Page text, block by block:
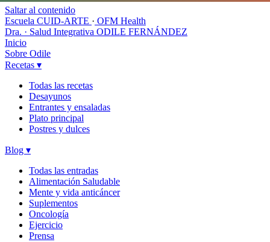
Saltar al contenido
Escuela CUID-ARTE · OFM Health
Dra. · Salud Integrativa ODILE FERNÁNDEZ
Inicio
Sobre Odile
Recetas ▾
Todas las recetas
Desayunos
Entrantes y ensaladas
Plato principal
Postres y dulces
Blog ▾
Todas las entradas
Alimentación Saludable
Mente y vida anticáncer
Suplementos
Oncología
Ejercicio
Prensa